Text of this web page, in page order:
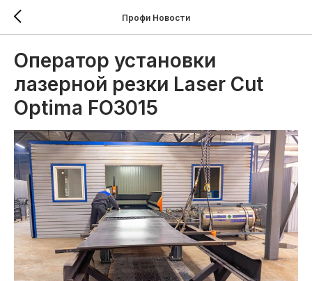
Профи Новости
Оператор установки
лазерной резки Laser Cut
Optima FO3015